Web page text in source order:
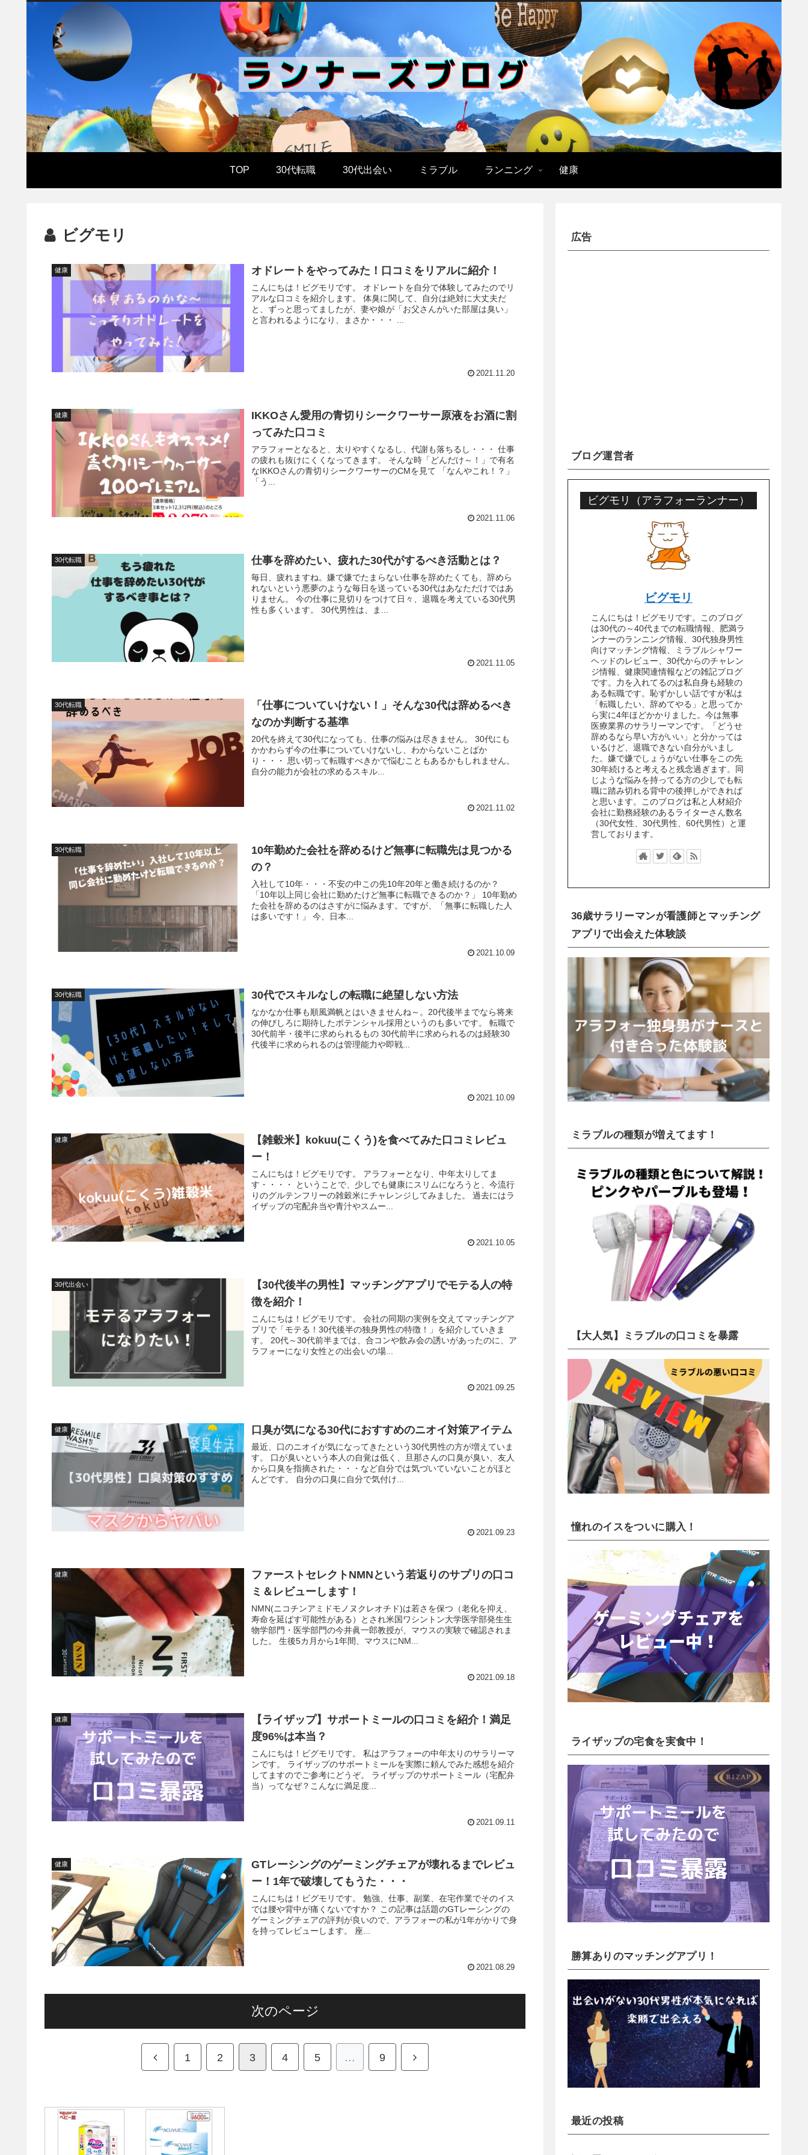
TOP 30代転職 30代出会い ミラブル ランニング 健康
ビグモリ
健康 オドレートをやってみた！口コミをリアルに紹介！
こんにちは！ビグモリです。 オドレートを自分で体験してみたのでリ
アルな口コミを紹介します。 体臭に関して、自分は絶対に大丈夫だ
と、ずっと思ってましたが、妻や娘が「お父さんがいた部屋は臭い」
2021.11.20
健康
IKKOさん愛用の青切りシークワーサー原液をお酒に割
ってみた口コミ
アラフォーとなると、太りやすくなるし、代謝も落ちるし・・・ 仕事
の疲れも抜けにくくなってきます。 そんな時「どんだけ～！」で有名
なIKKOさんの青切りシークワーサーのCMを見て 「なんやこれ！？」
「う...
2021.11.06
30代転職 仕事を辞めたい、疲れた30代がするべき活動とは？
毎日、疲れますね。嫌で嫌でたまらない仕事を辞めたくても、辞めら
れないという悪夢のような毎日を送っている30代はあなただけではあ
りません。 今の仕事に見切りをつけて日々、退職を考えている30代男
性も多くいます。 30代男性は、ま...
2021.11.05
30代転職
「仕事についていけない！」そんな30代は辞めるべき
なのか判断する基準
20代を終えて30代になっても、仕事の悩みは尽きません。 30代にも
かかわらず今の仕事についていけないし、わからないことばか
り・・・ 思い切って転職すべきかで悩むこともあるかもしれません。
自分の能力が会社の求めるスキル...
2021.11.02
30代転職
10年勤めた会社を辞めるけど無事に転職先は見つかる
の？
入社して10年・・・不安の中この先10年20年と働き続けるのか？
「10年以上同じ会社に勤めたけど無事に転職できるのか？」 10年勤め
た会社を辞めるのはさすがに悩みます。ですが、「無事に転職した人
は多いです！」 今、日本...
2021.10.09
30代転職 30代でスキルなしの転職に絶望しない方法
なかなか仕事も順風満帆とはいきませんね～。20代後半までなら将来
の伸びしろに期待したポテンシャル採用というのも多いです。 転職で
30代前半・後半に求められるもの 30代前半に求められるのは経験30
代後半に求められるのは管理能力や即戦...
2021.10.09
健康
【雑穀米】kokuu(こくう)を食べてみた口コミレビュ
ー！
こんにちは！ビグモリです。 アラフォーとなり、中年太りしてま
す・・・・ ということで、少しでも健康にスリムになろうと、今流行
りのグルテンフリーの雑穀米にチャレンジしてみました。 過去にはラ
イザップの宅配弁当や青汁やスムー...
2021.10.05
30代出会い
【30代後半の男性】マッチングアプリでモテる人の特
徴を紹介！
こんにちは！ビグモリです。 会社の同期の実例を交えてマッチングア
プリで「モテる！30代後半の独身男性の特徴！」を紹介していきま
す。 20代～30代前半までは、合コンや飲み会の誘いがあったのに、ア
ラフォーになり女性との出会いの場...
2021.09.25
健康 口臭が気になる30代におすすめのニオイ対策アイテム
最近、口のニオイが気になってきたという30代男性の方が増えていま
す。 口が臭いという本人の自覚は低く、旦那さんの口臭が臭い、友人
から口臭を指摘された・・・など自分では気づいていないことがほと
んどです。 自分の口臭に自分で気付け...
2021.09.23
健康
ファーストセレクトNMNという若返りのサプリの口コ
ミ＆レビューします！
NMN(ニコチンアミドモノヌクレオチド)は若さを保つ（老化を抑え、
寿命を延ばす可能性がある）とされ米国ワシントン大学医学部発生生
物学部門・医学部門の今井眞一郎教授が、マウスの実験で確認されま
した。 生後5カ月から1年間、マウスにNM...
2021.09.18
健康
【ライザップ】サポートミールの口コミを紹介！満足
度96%は本当？
こんにちは！ビグモリです。 私はアラフォーの中年太りのサラリーマ
ンです。 ライザップのサポートミールを実際に頼んでみた感想を紹介
してますのでご参考にどうぞ。 ライザップのサポートミール（宅配弁
当）ってなぜ？こんなに満足度...
2021.09.11
健康
GTレーシングのゲーミングチェアが壊れるまでレビュ
ー！1年で破壊してもうた・・・
こんにちは！ビグモリです。 勉強、仕事、副業、在宅作業でそのイス
では腰や背中が痛くないですか？ この記事は話題のGTレーシングの
ゲーミングチェアの評判が良いので、アラフォーの私が1年がかりで身
を持ってレビューします。 座...
2021.08.29
次のページ
1 2 3 4 5 … 9
広告
ブログ運営者
ビグモリ（アラフォーランナー）
ビグモリ
こんにちは！ビグモリです。このブログ
は30代の～40代までの転職情報、肥満ラ
ンナーのランニング情報、30代独身男性
向けマッチング情報、ミラブルシャワー
ヘッドのレビュー、30代からのチャレン
ジ情報、健康関連情報などの雑記ブログ
です。力を入れてるのは私自身も経験の
ある転職です。恥ずかしい話ですが私は
「転職したい、辞めてやる」と思ってか
ら実に4年ほどかかりました。今は無事
医療業界のサラリーマンです。「どうせ
辞めるなら早い方がいい」と分かっては
いるけど、退職できない自分がいまし
た。嫌で嫌でしょうがない仕事をこの先
30年続けると考えると残念過ぎます。同
じような悩みを持ってる方の少しでも転
職に踏み切れる背中の後押しができれば
と思います。このブログは私と人材紹介
会社に勤務経験のあるライターさん数名
（30代女性、30代男性、60代男性）と運
営しております。
36歳サラリーマンが看護師とマッチング
アプリで出会えた体験談
ミラブルの種類が増えてます！
【大人気】ミラブルの口コミを暴露
憧れのイスをついに購入！
ライザップの宅食を実食中！
勝算ありのマッチングアプリ！
最近の投稿